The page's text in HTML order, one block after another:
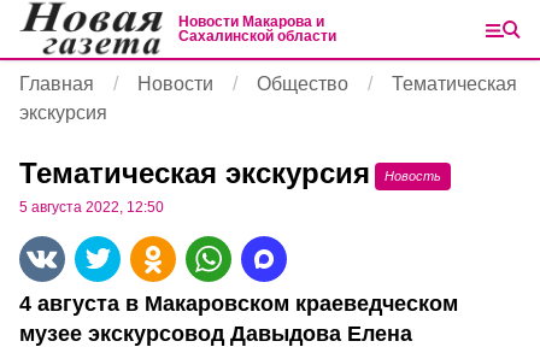
Новости Макарова и
Сахалинской области
Главная Новости Общество
Тематическая
экскурсия
Тематическая экскурсия Новость
5 августа 2022, 12:50
4 августа в Макаровском краеведческом
музее экскурсовод Давыдова Елена